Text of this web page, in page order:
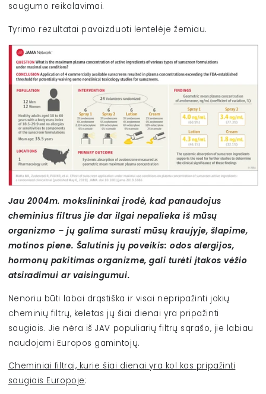
saugumo reikalavimai.
Tyrimo rezultatai pavaizduoti lentelėje žemiau.
Jau 2004m. mokslininkai įrodė, kad panaudojus
cheminius filtrus jie dar ilgai nepalieka iš mūsų
organizmo – jų galima surasti mūsų kraujyje, šlapime,
motinos piene. Šalutinis jų poveikis: odos alergijos,
hormonų pakitimas organizme, gali turėti įtakos vėžio
atsiradimui ar vaisingumui.
Nenoriu būti labai drąstiška ir visai nepripažinti jokių
cheminių filtrų, keletas jų šiai dienai yra pripažinti
saugiais. Jie nėra iš JAV populiarių filtrų sąrašo, jie labiau
naudojami Europos gamintojų.
Cheminiai filtrai, kurie šiai dienai yra kol kas pripažinti
saugiais Europoje: